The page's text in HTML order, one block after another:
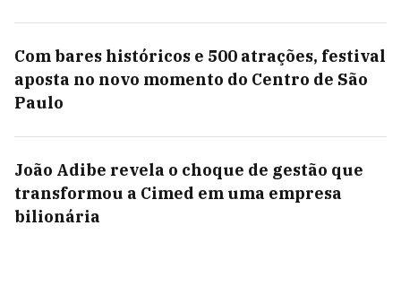
Com bares históricos e 500 atrações, festival
aposta no novo momento do Centro de São
Paulo
João Adibe revela o choque de gestão que
transformou a Cimed em uma empresa
bilionária